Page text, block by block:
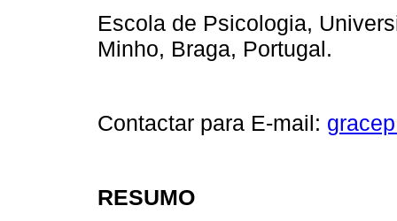
Escola de Psicologia,
Minho, Braga, Portugal.
Contactar para E-mail:
RESUMO